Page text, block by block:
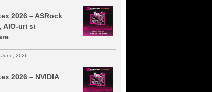
2026 – ASRock
AIO-uri si
2026.
2026 – NVIDIA